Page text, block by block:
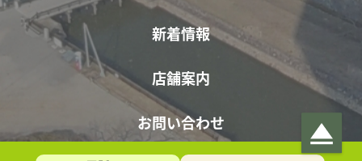
新着情報
店舗案内
お問い合わせ